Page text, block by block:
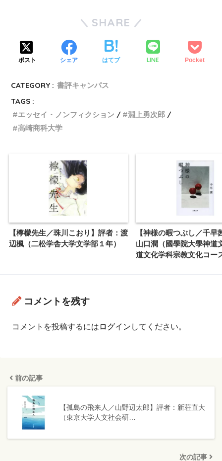
SHARE
ポスト シェア はてブ LINE Pocket
CATEGORY : 書評キャンパス
TAGS :
エッセイ・ノンフィクション
淵上勇次郎
高崎商科大学
【檸檬先生／珠川こおり】評者：渡
辺楓（二松学舎大学文学部１年）
【神様の暇つぶし／千早
山口潤（國學院大學神道
道文化学科宗教文化コー
コメントを残す
コメントを投稿するには ログイン してください。
前の記事
【孤島の飛来人／山野辺太郎】評者：新荘直大
（東京大学人文社会研…
次の記事